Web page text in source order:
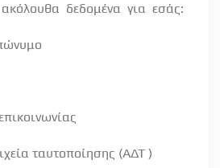
ακόλουθα δεδομένα για εσάς:
ταυτοποίησης (ΑΔΤ )